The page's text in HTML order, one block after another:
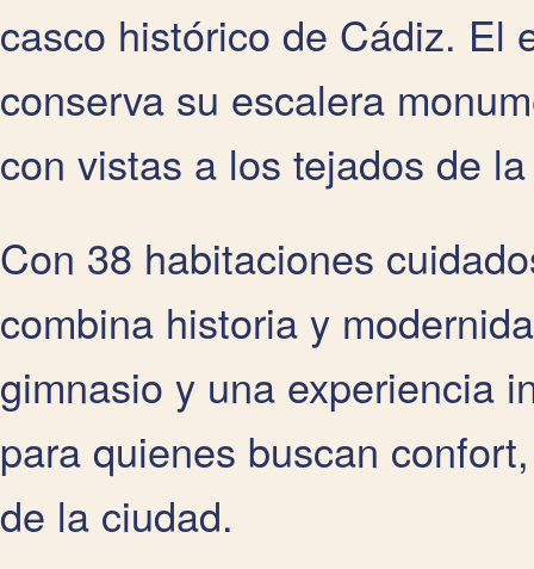
casco histórico de Cádiz. El
conserva su escalera
con vistas a los tejados de
Con 38 habitaciones
combina historia y
gimnasio y una experiencia
para quienes buscan
de la ciudad.